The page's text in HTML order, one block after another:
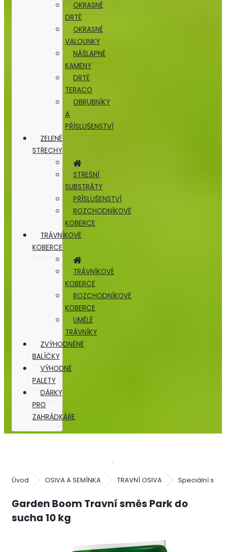
OKRASNÉ
DRTĚ
OKRASNÉ
VALOUNKY
NÁŠLAPNÉ
KAMENY
DRTĚ
TERACO
OBRUBNÍKY
A
PŘÍSLUŠENSTVÍ
ZELENÉ
STŘECHY
STŘEŠNÍ
SUBSTRÁTY
PŘÍSLUŠENSTVÍ
ROZCHODNÍKOVÉ
KOBERCE
TRÁVNÍKOVÉ
KOBERCE
TRÁVNÍKOVÉ
KOBERCE
ROZCHODNÍKOVÉ
KOBERCE
UMĚLÉ
TRÁVNÍKY
ZVÝHODNĚNÉ
BALÍČKY
VÝHODNÉ
PALETY
DÁRKY
PRO
ZAHRÁDKÁŘE
Úvod OSIVA A SEMÍNKA TRAVNÍ OSIVA Speciální
Garden Boom Travní směs Park do
sucha 10 kg